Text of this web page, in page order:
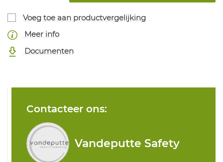
Voeg toe aan productvergelijking
Meer info
Documenten
Contacteer ons:
Vandeputte Safety